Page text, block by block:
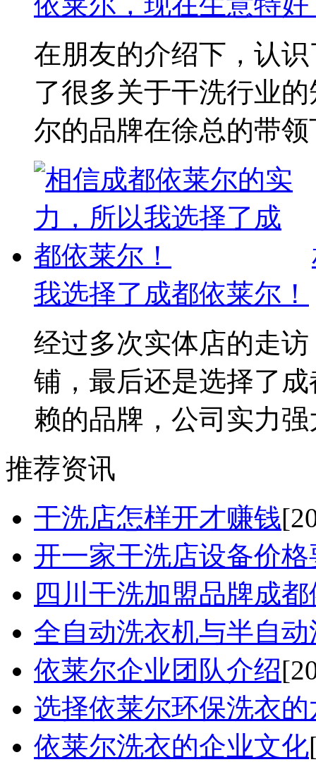
在朋友的介绍下，认
了很多关于干洗行业
尔的品牌在徐总的带
我选择了成都依莱尔！
经过多次实体店的走
铺，最后还是选择了
赖的品牌，公司实力
推荐资讯
干洗店怎样开才赚钱
开一家干洗店设备价
四川干洗加盟品牌成
全自动洗衣机与半自
依莱尔企业团队介绍
选择依莱尔环保洗衣
依莱尔洗衣的企业文化